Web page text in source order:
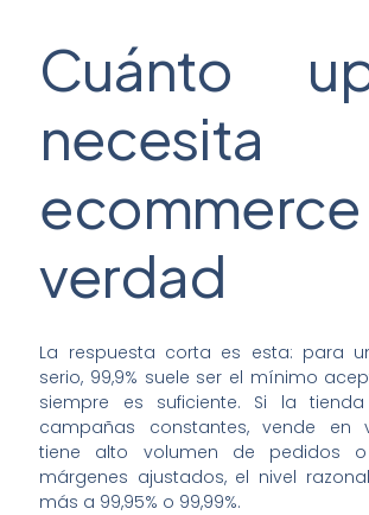
Cuánto
verdad
La respuesta corta es esta: para
serio, 99,9% suele ser el mínimo
siempre es suficiente. Si la
campañas constantes, vende en
tiene alto volumen de pedidos
márgenes ajustados, el nivel
más a 99,95% o 99,99%.